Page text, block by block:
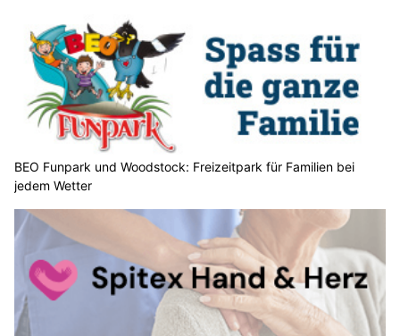
BEO Funpark und Woodstock: Freizeitpark für Familien bei
jedem Wetter